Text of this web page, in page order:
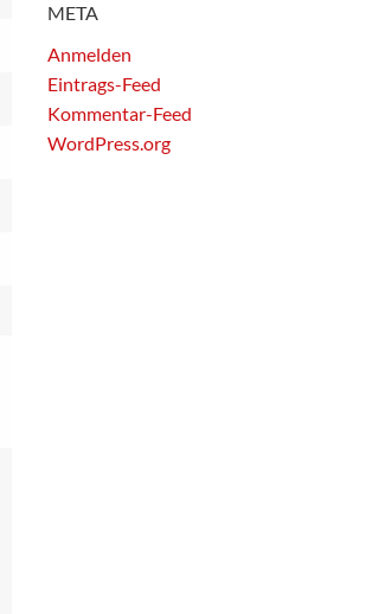
META
Anmelden
Eintrags-Feed
Kommentar-Feed
WordPress.org